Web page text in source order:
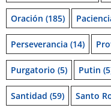
Oración (185)
Perseverancia (14)
Purgatorio (5) Putin
Santidad (59) Santo